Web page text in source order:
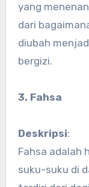
yang
dari
diubah
bergizi.
3. Fahsa
Deskripsi:
Fahsa adalah
suku-suku di